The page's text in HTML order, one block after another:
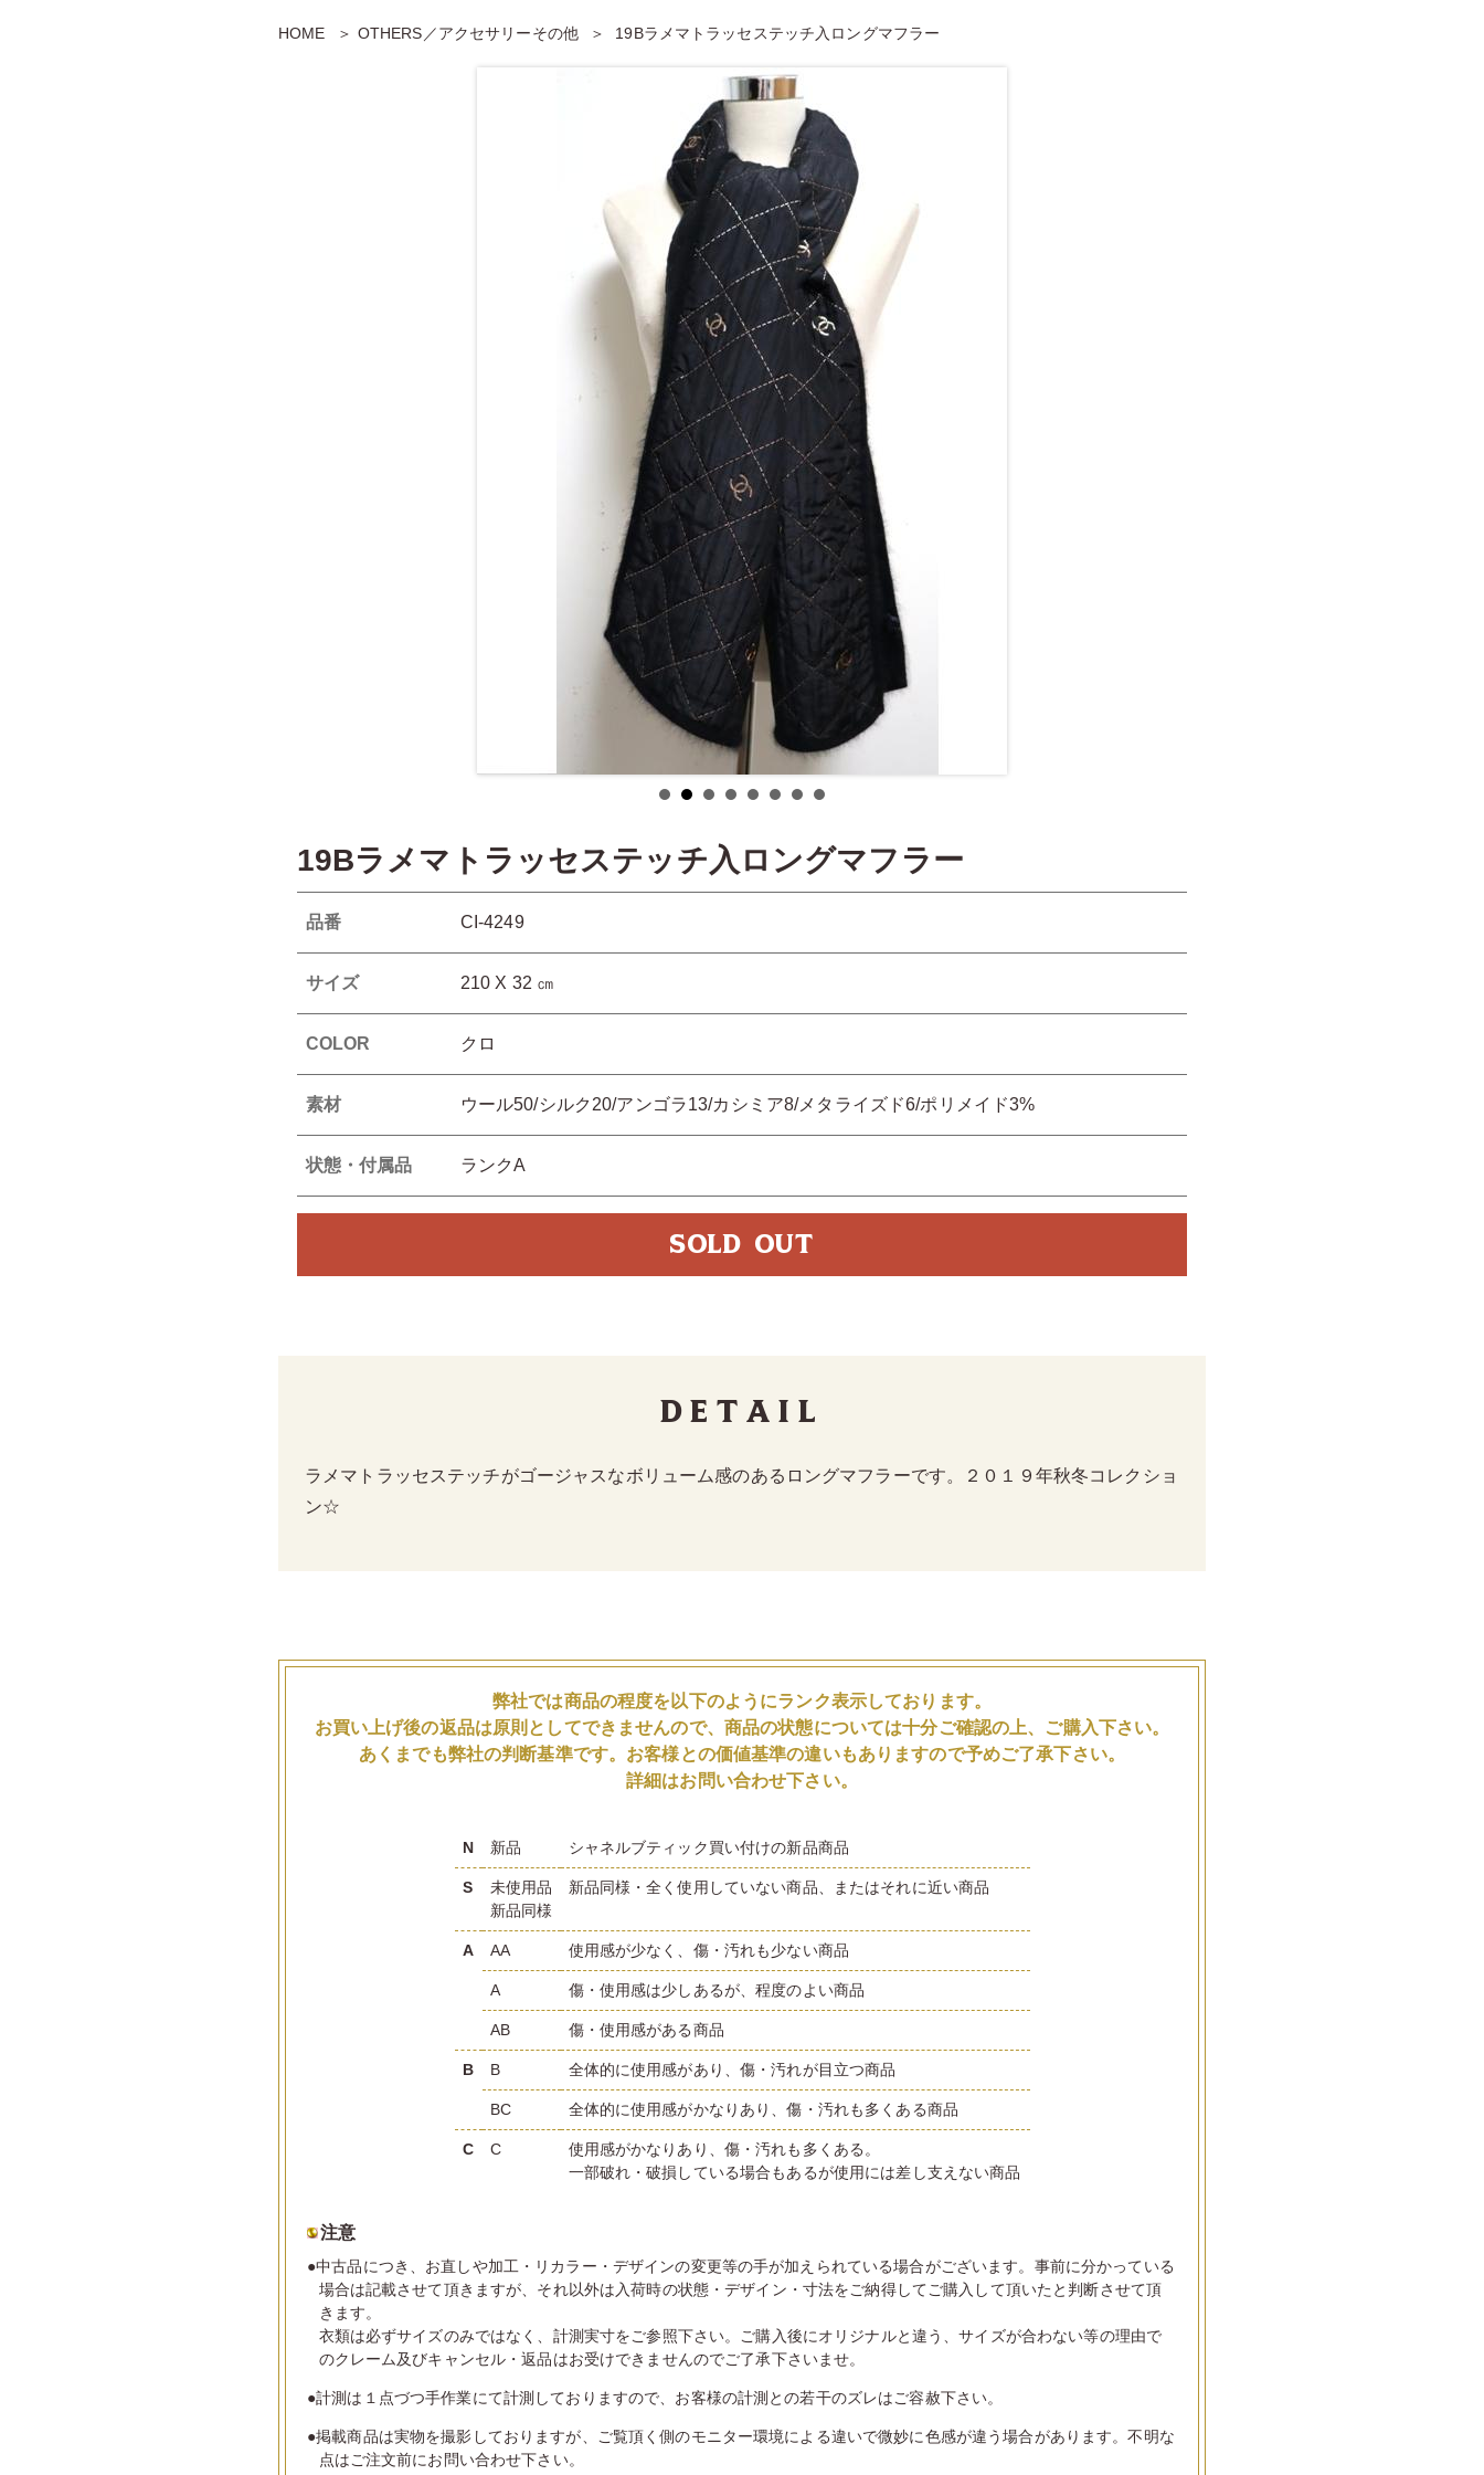
HOME OTHERS／アクセサリーその他 19Bラメマトラッセステッチ入ロングマフラー
19Bラメマトラッセステッチ入ロングマフラー
品番 CI-4249
サイズ 210 X 32 ㎝
COLOR クロ
素材 ウール50/シルク20/アンゴラ13/カシミア8/メタライズド6/ポリメイド3%
状態・付属品 ランクA
SOLD OUT
Detail
ラメマトラッセステッチがゴージャスなボリューム感のあるロングマフラーです。２０１９年秋冬コレクショ
ン☆
弊社では商品の程度を以下のようにランク表示しております。
お買い上げ後の返品は原則としてできませんので、商品の状態については十分ご確認の上、ご購入下さい。
あくまでも弊社の判断基準です。お客様との価値基準の違いもありますので予めご了承下さい。
詳細はお問い合わせ下さい。
N 新品 シャネルブティック買い付けの新品商品
S
未使用品
新品同様
新品同様・全く使用していない商品、またはそれに近い商品
A AA 使用感が少なく、傷・汚れも少ない商品
A 傷・使用感は少しあるが、程度のよい商品
AB 傷・使用感がある商品
B B 全体的に使用感があり、傷・汚れが目立つ商品
BC 全体的に使用感がかなりあり、傷・汚れも多くある商品
C C
使用感がかなりあり、傷・汚れも多くある。
一部破れ・破損している場合もあるが使用には差し支えない商品
注意
●中古品につき、お直しや加工・リカラー・デザインの変更等の手が加えられている場合がございます。事前に分かっている
場合は記載させて頂きますが、それ以外は入荷時の状態・デザイン・寸法をご納得してご購入して頂いたと判断させて頂
きます。
衣類は必ずサイズのみではなく、計測実寸をご参照下さい。ご購入後にオリジナルと違う、サイズが合わない等の理由で
のクレーム及びキャンセル・返品はお受けできませんのでご了承下さいませ。
●計測は１点づつ手作業にて計測しておりますので、お客様の計測との若干のズレはご容赦下さい。
●掲載商品は実物を撮影しておりますが、ご覧頂く側のモニター環境による違いで微妙に色感が違う場合があります。不明な
点はご注文前にお問い合わせ下さい。